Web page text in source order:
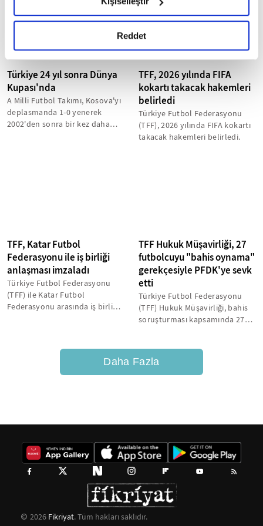
okumak ve sitemizi ziyaretiniz kapsamında
gerçekleştirilen veri işleme faaliyetleri ile ilgili daha
detaylı bilgi almak için lütfentıklayınız.
Reddet
Türkiye 24 yıl sonra Dünya
Kupası'nda
A Milli Futbol Takımı, Kosova'yı
deplasmanda 1-0 yenerek
2002'den sonra bir kez daha
TFF, 2026 yılında FIFA
kokartı takacak hakemleri
belirledi
Türkiye Futbol Federasyonu
(TFF), 2026 yılında FIFA kokartı
takacak hakemleri belirledi.
TFF, Katar Futbol
Federasyonu ile iş birliği
anlaşması imzaladı
Türkiye Futbol Federasyonu
(TFF) ile Katar Futbol
Federasyonu arasında iş birliği
TFF Hukuk Müşavirliği, 27
futbolcuyu "bahis oynama"
gerekçesiyle PFDK'ye sevk
etti
Türkiye Futbol Federasyonu
(TFF) Hukuk Müşavirliği, bahis
soruşturması kapsamında 27
Daha Fazla
2026 Fikriyat. Tüm hakları saklıdır.